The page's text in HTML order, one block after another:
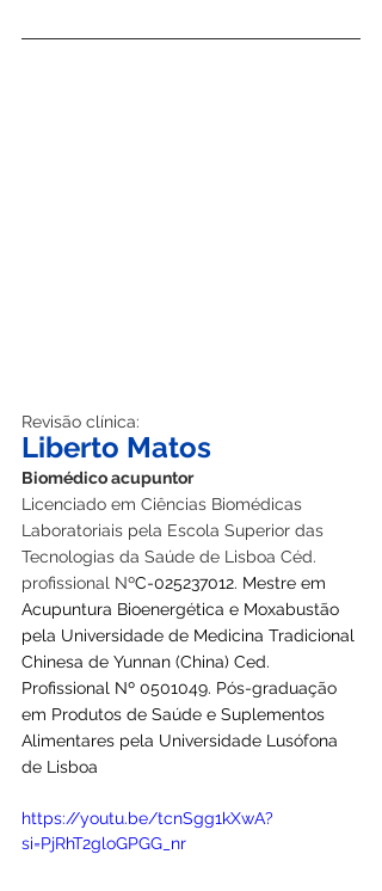
Revisão clínica:
Liberto Matos
Biomédico acupuntor
Licenciado em Ciências Biomédicas
Laboratoriais pela Escola Superior das
Tecnologias da Saúde de Lisboa Céd.
profissional NºC-025237012. Mestre em
Acupuntura Bioenergética e Moxabustão
pela Universidade de Medicina Tradicional
Chinesa de Yunnan (China) Ced.
Profissional Nº 0501049. Pós-graduação
em Produtos de Saúde e Suplementos
Alimentares pela Universidade Lusófona
de Lisboa
https://youtu.be/tcnSgg1kXwA?
si=PjRhT2gloGPGG_nr